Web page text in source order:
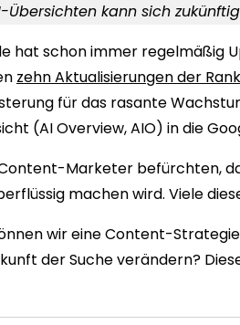
Übersichten kann sich
hat schon immer regelmäßig
zehn Aktualisierungen der
für das rasante
(AI Overview, AIO) in die
Marketer befürchten,
machen wird. Viele
wir eine Content-
der Suche verändern?